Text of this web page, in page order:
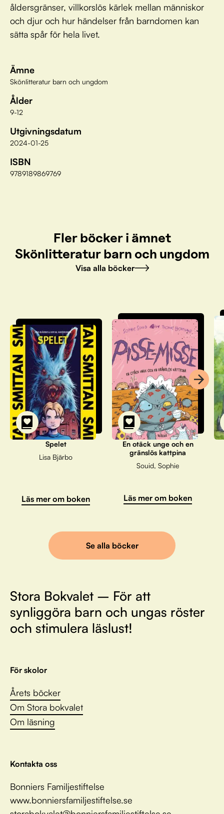
åldersgränser, villkorslös kärlek mellan människor
och djur och hur händelser från barndomen kan
sätta spår för hela livet.
Ämne
Skönlitteratur barn och ungdom
Ålder
9-12
Utgivningsdatum
2024-01-25
ISBN
9789189869769
Fler böcker i ämnet
Skönlitteratur barn och ungdom
Visa alla böcker
Spelet
Lisa Bjärbo
Läs mer om boken
En otäck unge och en
gränslös kattpina
Souid, Sophie
Läs mer om boken
Se alla böcker
Stora Bokvalet – För att
synliggöra barn och ungas röster
och stimulera läslust!
För skolor
Årets böcker
Om Stora bokvalet
Om läsning
Kontakta oss
Bonniers Familjestiftelse
www.bonniersfamiljestiftelse.se